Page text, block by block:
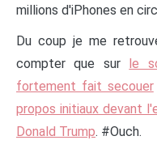
millions d'iPhones en
Du coup je me
compter que sur le
fortement fait secouer
propos initiaux devant
Donald Trump. #Ouch.